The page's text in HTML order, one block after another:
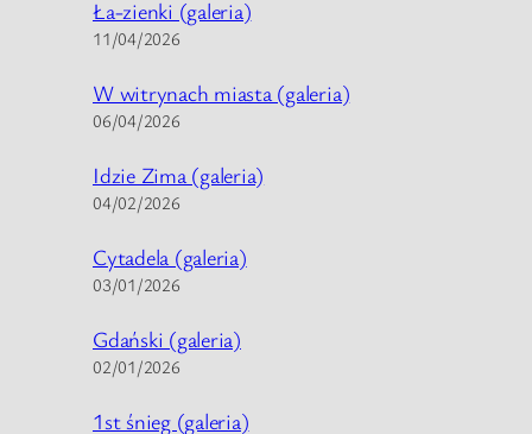
Ła-zienki (galeria)
11/04/2026
W witrynach miasta (galeria)
06/04/2026
Idzie Zima (galeria)
04/02/2026
Cytadela (galeria)
03/01/2026
Gdański (galeria)
02/01/2026
1st śnieg (galeria)